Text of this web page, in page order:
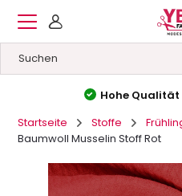
Hohe Qualität
Startseite
Stoffe
Baumwoll Musselin Stoff Rot